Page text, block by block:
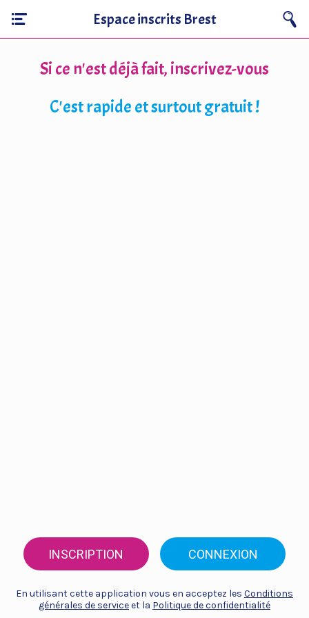
Espace inscrits Brest
Si ce n'est déjà fait, inscrivez-vous
C'est rapide et surtout gratuit !
INSCRIPTION CONNEXION
En utilisant cette application vous en acceptez les Conditions
générales de serviceet la Politique de confidentialité